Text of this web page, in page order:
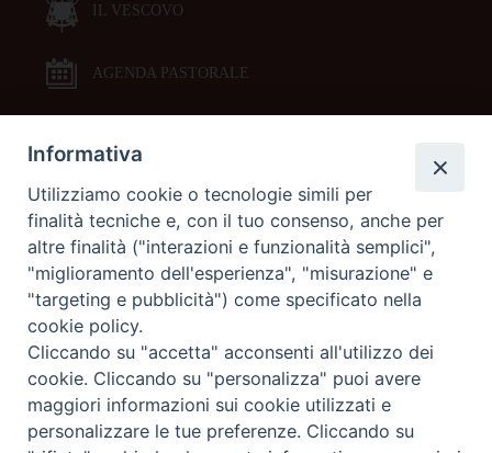
IL VESCOVO
AGENDA PASTORALE
DOCUMENTI PASTORALI
ORARI MESSE
LITURGIA DELLE ORE
GALLERIE FOTOGRAFICHE
GALLERIE VIDEO
Informativa
Utilizziamo cookie o tecnologie simili per
finalità tecniche e, con il tuo consenso, anche per
altre finalità ("interazioni e funzionalità semplici",
"miglioramento dell'esperienza", "misurazione" e
"targeting e pubblicità") come specificato nella
cookie policy.
Cliccando su "accetta" acconsenti all'utilizzo dei
cookie. Cliccando su "personalizza" puoi avere
maggiori informazioni sui cookie utilizzati e
personalizzare le tue preferenze. Cliccando su